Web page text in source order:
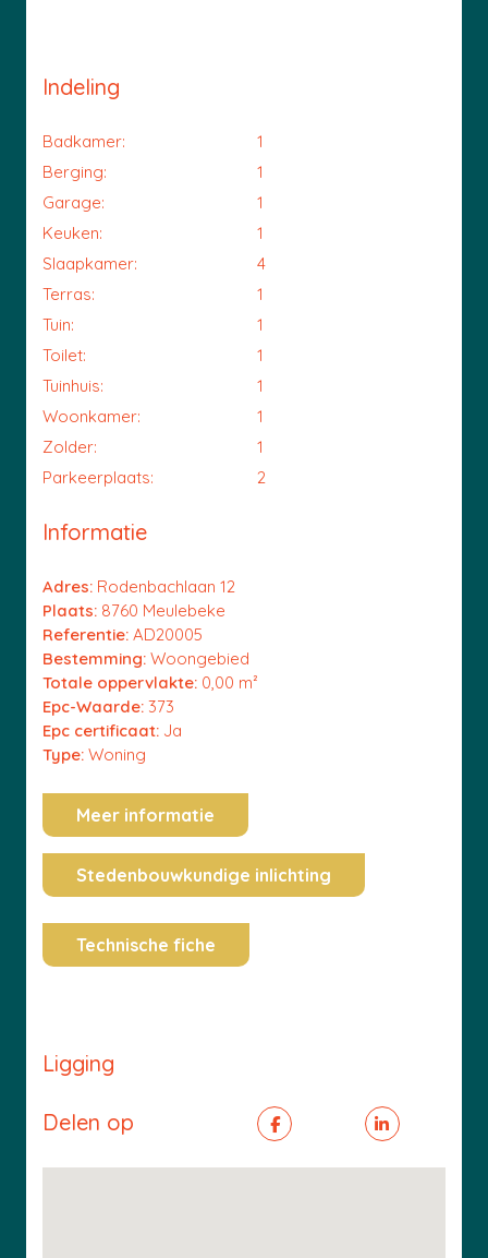
Indeling
Badkamer:
1
Berging:
1
Garage:
1
Keuken:
1
Slaapkamer:
4
Terras:
1
Tuin:
1
Toilet:
1
Tuinhuis:
1
Woonkamer:
1
Zolder:
1
Parkeerplaats:
2
Informatie
Adres: Rodenbachlaan 12
Plaats: 8760 Meulebeke
Referentie: AD20005
Bestemming: Woongebied
Totale oppervlakte: 0,00 m²
Epc-Waarde: 373
Epc certificaat: Ja
Type: Woning
Meer informatie
Stedenbouwkundige inlichting
Technische fiche
Ligging
Delen op